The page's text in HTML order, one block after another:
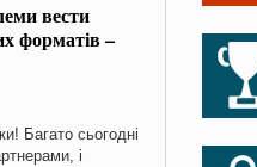
вести
форматів –
Багато сьогодні
і